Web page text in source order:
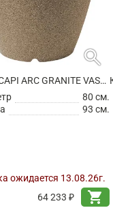
search
КАШПО CAPI ARC GRANITE VASE ELEGANT WARM TAUPE
80 см.
93 см.
ожидается 13.08.26г.
64 233 ₽
shopping_cart